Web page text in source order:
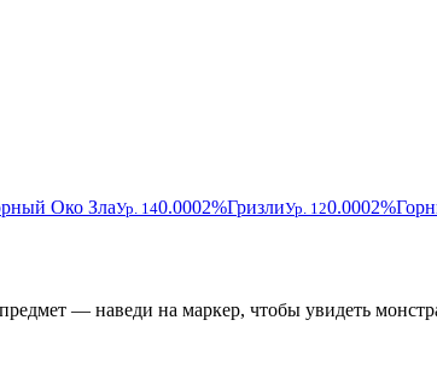
Око ЗлаУр. 140.0002%ГризлиУр. 120.0002%
— наведи на маркер, чтобы увидеть